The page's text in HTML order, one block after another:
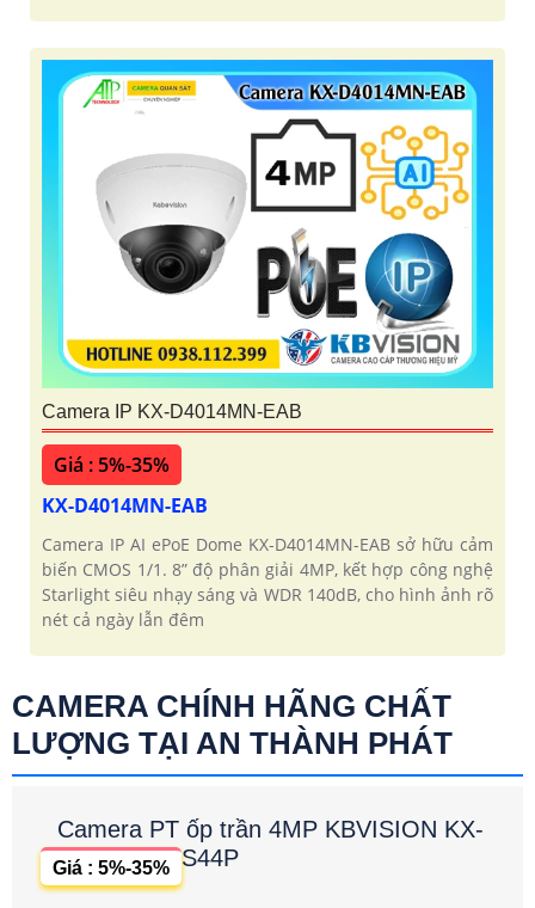
Camera IP KX-D4014MN-EAB
Giá : 5%-35%
KX-D4014MN-EAB
Camera IP AI ePoE Dome KX-D4014MN-EAB sở hữu cảm
biến CMOS 1/1. 8” độ phân giải 4MP, kết hợp công nghệ
Starlight siêu nhạy sáng và WDR 140dB, cho hình ảnh rõ
nét cả ngày lẫn đêm
CAMERA CHÍNH HÃNG CHẤT
LƯỢNG TẠI AN THÀNH PHÁT
Camera PT ốp trần 4MP KBVISION KX-
S44P
Giá : 5%-35%